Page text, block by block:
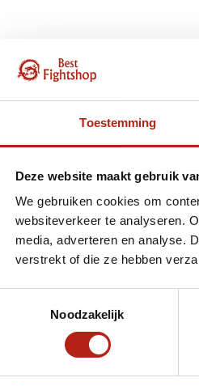
Toestemming
Deze website maakt gebruik
We gebruiken cookies om
websiteverkeer te analyseren.
media, adverteren en analyse.
verstrekt of die ze hebben
Noodzakelijk
Producten getagd met
Producten
GRATIS verzending v.a €75